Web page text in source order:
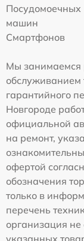
Посудомоечных
машин
Смартфонов
Мы занимаемся
обслуживанием
гарантийного
Новгороде
официальной
на ремонт,
офертой
обозначения
только в
перечень
организация
указанных